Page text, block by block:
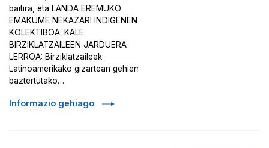
baitira, eta LANDA EREMUKO
EMAKUME NEKAZARI INDIGENEN
KOLEKTIBOA. KALE
BIRZIKLATZAILEEN JARDUERA
LERROA: Birziklatzaileek
Latinoamerikako gizartean gehien
baztertutako…
Informazio gehiago